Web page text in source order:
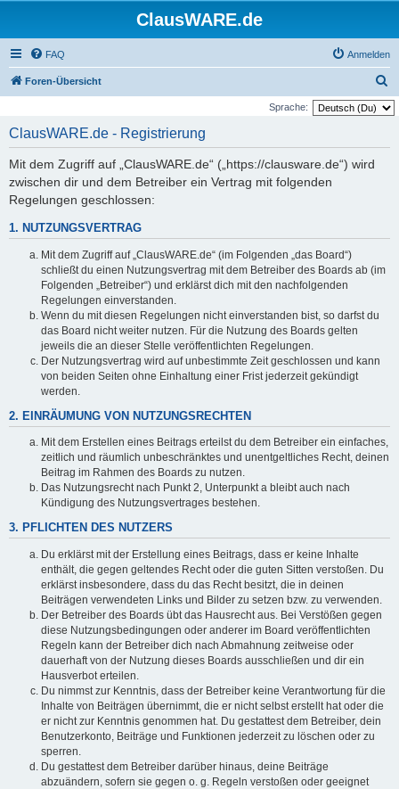
ClausWARE.de
FAQ Anmelden
Foren-Übersicht
u
Sprache:
ClausWARE.de - Registrierung
Mit dem Zugriff auf „ClausWARE.de“ („https://clausware.de“) wird
zwischen dir und dem Betreiber ein Vertrag mit folgenden
Regelungen geschlossen:
1. NUTZUNGSVERTRAG
Mit dem Zugriff auf „ClausWARE.de“ (im Folgenden „das Board“)
schließt du einen Nutzungsvertrag mit dem Betreiber des Boards ab (im
Folgenden „Betreiber“) und erklärst dich mit den nachfolgenden
Regelungen einverstanden.
Wenn du mit diesen Regelungen nicht einverstanden bist, so darfst du
das Board nicht weiter nutzen. Für die Nutzung des Boards gelten
jeweils die an dieser Stelle veröffentlichten Regelungen.
Der Nutzungsvertrag wird auf unbestimmte Zeit geschlossen und kann
von beiden Seiten ohne Einhaltung einer Frist jederzeit gekündigt
werden.
2. EINRÄUMUNG VON NUTZUNGSRECHTEN
Mit dem Erstellen eines Beitrags erteilst du dem Betreiber ein einfaches,
zeitlich und räumlich unbeschränktes und unentgeltliches Recht, deinen
Beitrag im Rahmen des Boards zu nutzen.
Das Nutzungsrecht nach Punkt 2, Unterpunkt a bleibt auch nach
Kündigung des Nutzungsvertrages bestehen.
3. PFLICHTEN DES NUTZERS
Du erklärst mit der Erstellung eines Beitrags, dass er keine Inhalte
enthält, die gegen geltendes Recht oder die guten Sitten verstoßen. Du
erklärst insbesondere, dass du das Recht besitzt, die in deinen
Beiträgen verwendeten Links und Bilder zu setzen bzw. zu verwenden.
Der Betreiber des Boards übt das Hausrecht aus. Bei Verstößen gegen
diese Nutzungsbedingungen oder anderer im Board veröffentlichten
Regeln kann der Betreiber dich nach Abmahnung zeitweise oder
dauerhaft von der Nutzung dieses Boards ausschließen und dir ein
Hausverbot erteilen.
Du nimmst zur Kenntnis, dass der Betreiber keine Verantwortung für die
Inhalte von Beiträgen übernimmt, die er nicht selbst erstellt hat oder die
er nicht zur Kenntnis genommen hat. Du gestattest dem Betreiber, dein
Benutzerkonto, Beiträge und Funktionen jederzeit zu löschen oder zu
sperren.
Du gestattest dem Betreiber darüber hinaus, deine Beiträge
abzuändern, sofern sie gegen o. g. Regeln verstoßen oder geeignet